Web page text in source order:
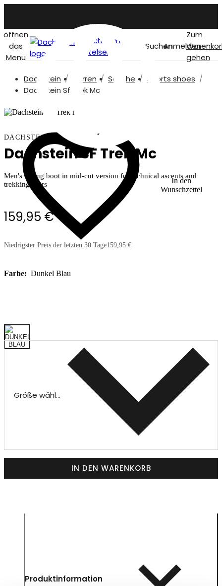
öffnen
das
Menü
Dachstein
titelseite
SuchenAnmelden
Zum
gehen
Dachstein Herren Schuhe
Sports shoes
Dachstein Sf Trek Mc
In den
Wunschzettel
DACHSTEIN
Dachstein SF Trek Mc
Men's hiking boot in mid-cut version for technical ascents and
trekking tours
159,95 €
Niedrigster Preis der letzten 30 Tage159,95 €
Farbe: Dunkel Blau
Größe wählen
IN DEN WARENKORB
Produktinformation